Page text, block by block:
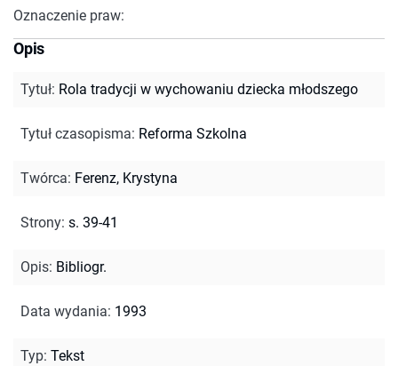
Oznaczenie praw:
Opis
Tytuł: Rola tradycji w wychowaniu dziecka młodszego
Tytuł czasopisma: Reforma Szkolna
Twórca: Ferenz, Krystyna
Strony: s. 39-41
Opis: Bibliogr.
Data wydania: 1993
Typ: Tekst